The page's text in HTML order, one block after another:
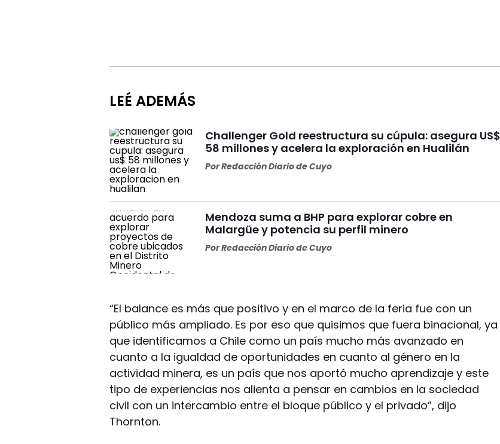
LEÉ ADEMÁS
Challenger Gold reestructura su cúpula: asegura US$
58 millones y acelera la exploración en Hualilán
PorRedacción Diario de Cuyo
Mendoza suma a BHP para explorar cobre en
Malargüe y potencia su perfil minero
PorRedacción Diario de Cuyo
“El balance es más que positivo y en el marco de la feria fue con un
público más ampliado. Es por eso que quisimos que fuera binacional, ya
que identificamos a Chile como un país mucho más avanzado en
cuanto a la igualdad de oportunidades en cuanto al género en la
actividad minera, es un país que nos aportó mucho aprendizaje y este
tipo de experiencias nos alienta a pensar en cambios en la sociedad
civil con un intercambio entre el bloque público y el privado”, dijo
Thornton.